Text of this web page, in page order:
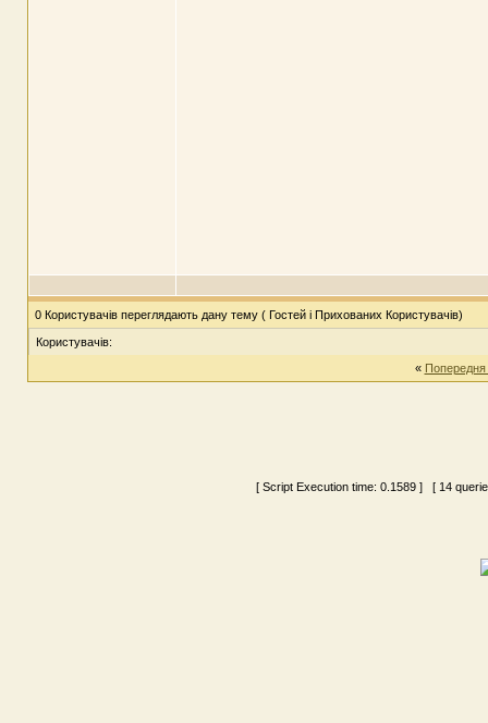
0 Користувачів переглядають дану тему ( Гостей і Прихованих Користувачів)
Користувачів:
«
[ Script Execution time: 0.1589 ] [ 14